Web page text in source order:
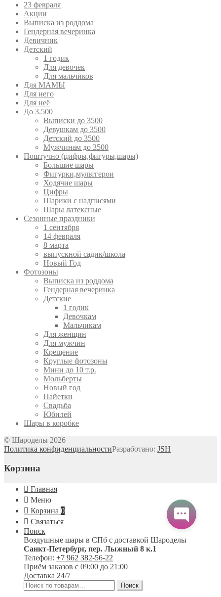
23 февраля
Акции
Выписка из роддома
Гендерная вечеринка
Девичник
Детский
1 годик
Для девочек
Для мальчиков
Для МАМЫ
Для него
Для неё
До 3.500
Выписки до 3500
Девушкам до 3500
Детский до 3500
Мужчинам до 3500
Поштучно (цифры,фигуры,шары)
Большие шары
Фигурки,мультгерои
Ходячие шары
Цифры
Шарики с надписями
Шары латексные
Сезонные праздники
1 сентября
14 февраля
8 марта
выпускной садик/школа
Новый Год
Фотозоны
Выписка из роддома
Гендерная вечеринка
Детские
1 годик
Девочкам
Мальчикам
Для женщин
Для мужчин
Крещение
Круглые фотозоны
Мини до 10 т.р.
Мольберты
Новый год
Пайетки
Свадьба
Юбилей
Шары в коробке
© Шароделы 2026
Политика конфиденциальностиРазработано: JSH
Корзина
Главная
Меню
Корзина 0
Связаться
Поиск
Воздушные шары в СПб с доставкой Шароделы
Санкт-Петербург, пер. Лыжный 8 к.1
Телефон: +7 962 382-56-22
Приём заказов с 09:00 до 21:00
Доставка 24/7
Искать:
Поиск